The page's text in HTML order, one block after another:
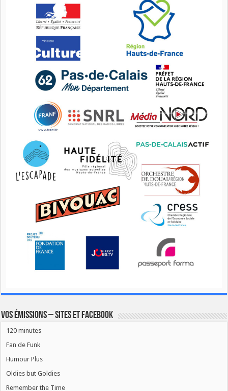
Vos émissions – Sites et Facebook
120 minutes
Fan de Funk
Humour Plus
Oldies but Goldies
Remember the Time